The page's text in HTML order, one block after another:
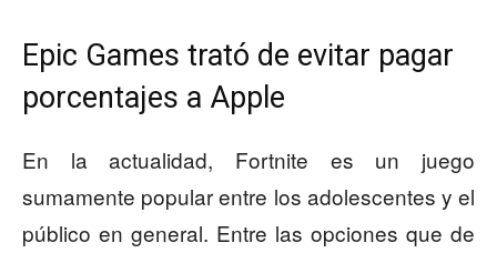
Epic Games trató de evitar pagar
porcentajes a Apple
En la actualidad, Fortnite es un juego
sumamente popular entre los adolescentes y el
público en general. Entre las opciones que de